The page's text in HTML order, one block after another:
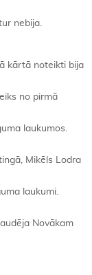
nebija.
kārtā noteikti bija
no pirmā
laukumos.
Mikēls Lodra
laukumi.
Novākam